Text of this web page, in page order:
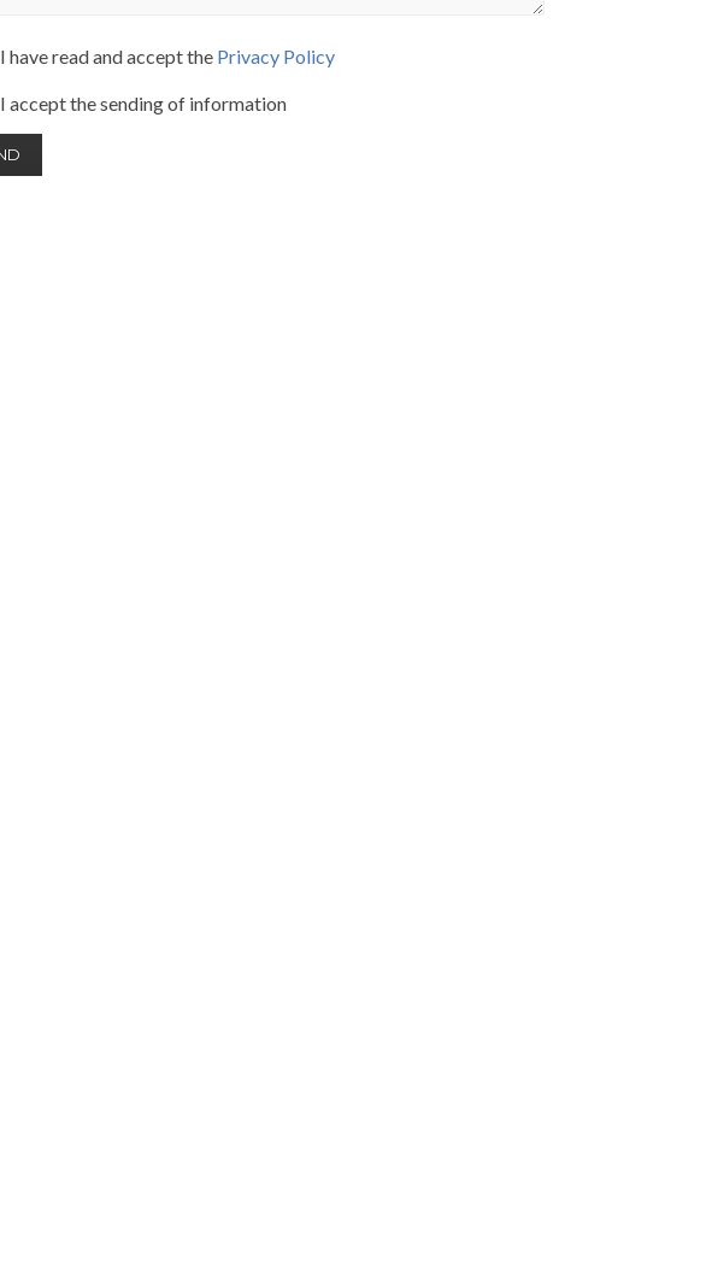
I have read and accept the Privacy Policy
I accept the sending of information